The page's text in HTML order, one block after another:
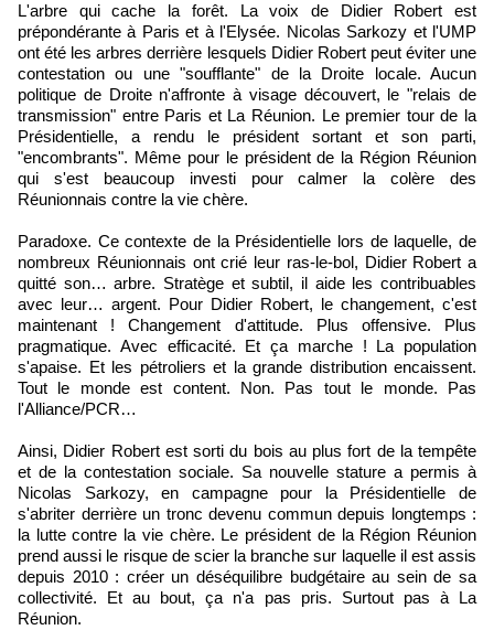
L'arbre qui cache la forêt. La voix de Didier Robert est
prépondérante à Paris et à l'Elysée. Nicolas Sarkozy et l'UMP
ont été les arbres derrière lesquels Didier Robert peut éviter une
contestation ou une "soufflante" de la Droite locale. Aucun
politique de Droite n'affronte à visage découvert, le "relais de
transmission" entre Paris et La Réunion. Le premier tour de la
Présidentielle, a rendu le président sortant et son parti,
"encombrants". Même pour le président de la Région Réunion
qui s'est beaucoup investi pour calmer la colère des
Réunionnais contre la vie chère.
Paradoxe. Ce contexte de la Présidentielle lors de laquelle, de
nombreux Réunionnais ont crié leur ras-le-bol, Didier Robert a
quitté son… arbre. Stratège et subtil, il aide les contribuables
avec leur… argent. Pour Didier Robert, le changement, c'est
maintenant ! Changement d'attitude. Plus offensive. Plus
pragmatique. Avec efficacité. Et ça marche ! La population
s'apaise. Et les pétroliers et la grande distribution encaissent.
Tout le monde est content. Non. Pas tout le monde. Pas
l'Alliance/PCR…
Ainsi, Didier Robert est sorti du bois au plus fort de la tempête
et de la contestation sociale. Sa nouvelle stature a permis à
Nicolas Sarkozy, en campagne pour la Présidentielle de
s'abriter derrière un tronc devenu commun depuis longtemps :
la lutte contre la vie chère. Le président de la Région Réunion
prend aussi le risque de scier la branche sur laquelle il est assis
depuis 2010 : créer un déséquilibre budgétaire au sein de sa
collectivité. Et au bout, ça n'a pas pris. Surtout pas à La
Réunion.